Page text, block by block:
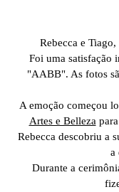
Rebecca e
Foi uma satisfação
"AABB". As fotos
A emoção começou
Artes e Belleza
Rebecca descobriu a
a
Durante a